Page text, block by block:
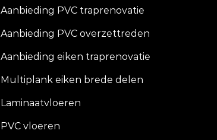
Aanbieding PVC traprenovatie
Aanbieding PVC overzettreden
Aanbieding eiken traprenovatie
Multiplank eiken brede delen
Laminaatvloeren
PVC vloeren